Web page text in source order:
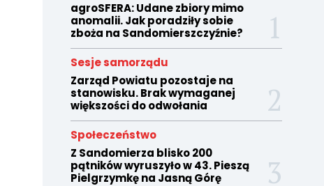
agroSFERA: Udane zbiory mimo
anomalii. Jak poradziły sobie
zboża na Sandomierszczyźnie?
Sesje samorządu
Zarząd Powiatu pozostaje na
stanowisku. Brak wymaganej
większości do odwołania
Społeczeństwo
Z Sandomierza blisko 200
pątników wyruszyło w 43. Pieszą
Pielgrzymkę na Jasną Górę